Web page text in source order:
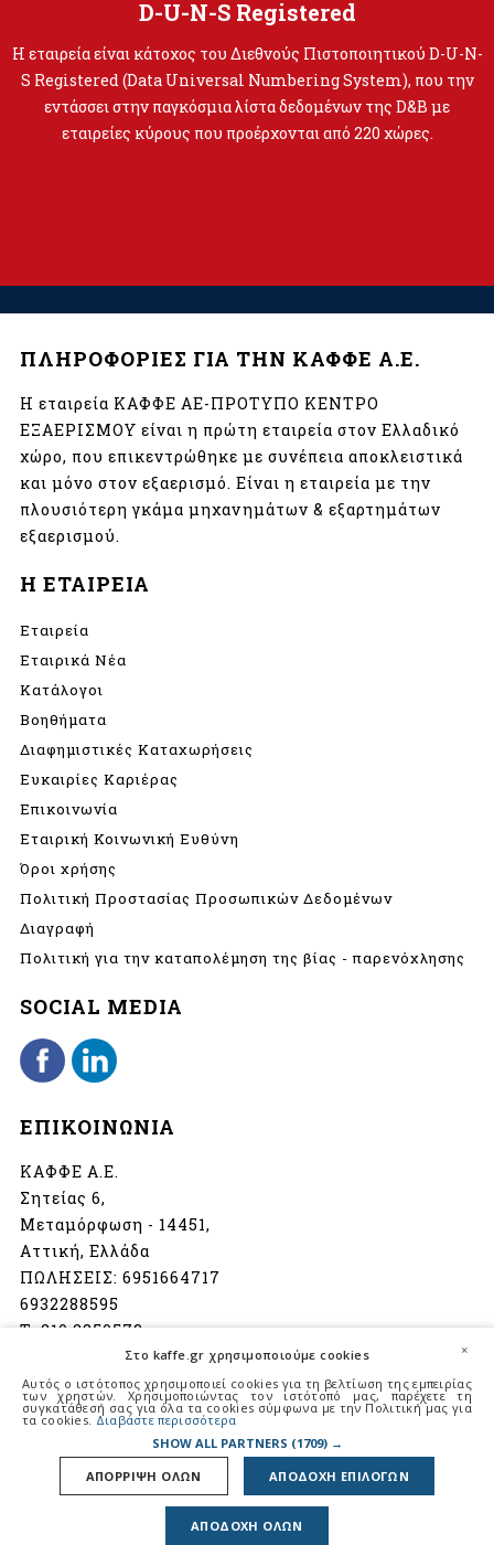
D-U-N-S Registered
Η εταιρεία είναι κάτοχος του Διεθνούς Πιστοποιητικού D-U-N-
S Registered (Data Universal Numbering System), που την
εντάσσει στην παγκόσμια λίστα δεδομένων της D&B με
εταιρείες κύρους που προέρχονται από 220 χώρες.
ΠΛΗΡΟΦΟΡΙΕΣ ΓΙΑ ΤΗΝ ΚΑΦΦΕ Α.Ε.
Η εταιρεία ΚΑΦΦΕ ΑΕ-ΠΡΟΤΥΠΟ ΚΕΝΤΡΟ
ΕΞΑΕΡΙΣΜΟΥ είναι η πρώτη εταιρεία στον Ελλαδικό
χώρο, που επικεντρώθηκε με συνέπεια αποκλειστικά
και μόνο στον εξαερισμό. Είναι η εταιρεία με την
πλουσιότερη γκάμα μηχανημάτων & εξαρτημάτων
εξαερισμού.
Η ΕΤΑΙΡΕΙΑ
Εταιρεία
Εταιρικά Νέα
Κατάλογοι
Βοηθήματα
Διαφημιστικές Καταχωρήσεις
Ευκαιρίες Καριέρας
Επικοινωνία
Εταιρική Κοινωνική Ευθύνη
Όροι χρήσης
Πολιτική Προστασίας Προσωπικών Δεδομένων
Διαγραφή
Πολιτική για την καταπολέμηση της βίας - παρενόχλησης
SOCIAL MEDIA
ΕΠΙΚΟΙΝΩΝΙΑ
ΚΑΦΦΕ Α.Ε.
Σητείας 6,
Μεταμόρφωση - 14451,
Αττική, Ελλάδα
ΠΩΛΗΣΕΙΣ: 6951664717
6932288595
Τ:210 2850573
info@kaffe.gr
Ωράριο λειτουργίας:
Δευτέρα - Παρασκευή
08:00 - 16:30
Σάββατο
×
Στο kaffe.gr χρησιμοποιούμε cookies
Αυτός ο ιστότοπος χρησιμοποιεί cookies για τη βελτίωση της εμπειρίας
των χρηστών. Χρησιμοποιώντας τον ιστότοπό μας, παρέχετε τη
συγκατάθεσή σας για όλα τα cookies σύμφωνα με την Πολιτική μας για
τα cookies. Διαβάστε περισσότερα
SHOW ALL PARTNERS (1709) →
ΑΠΟΔΟΧΗ ΕΠΙΛΟΓΩΝ
ΑΠΟΔΟΧΗ ΟΛΩΝ
ΑΠΟΡΡΙΨΗ ΟΛΩΝ